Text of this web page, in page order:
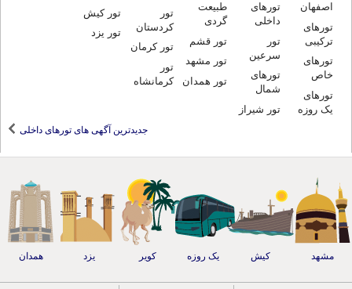
جدیدترین آگهی های تورهای داخلی
اصفهان
تورهای
ترکیبی
تورهای
خاص
تورهای
یک روزه
داخلی
تور
سرعین
تورهای
شمال
تور شیراز
گردی
تور قشم
تور مشهد
تور همدان
تور
کردستان
تور کرمان
تور
کرمانشاه
تور کیش
تور یزد
مشهد کیش یک روزه کویر یزد همدان